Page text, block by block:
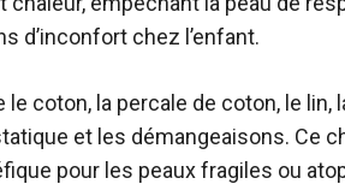
d’inconfort chez l’enfant.
coton, la percale de coton, le lin,
et les démangeaisons. Ce
pour les peaux fragiles ou